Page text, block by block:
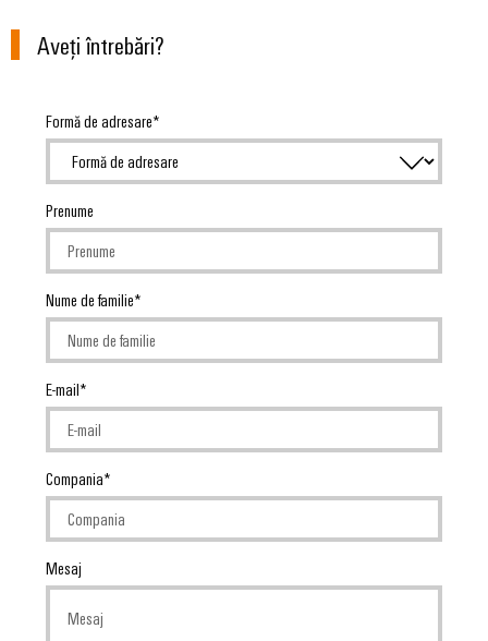
Aveţi întrebări?
Formă de adresare
Prenume
Nume de familie
E-mail
Compania
Mesaj